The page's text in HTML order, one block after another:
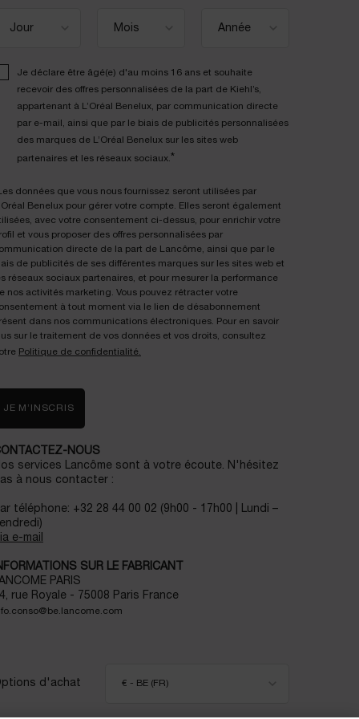
Je déclare être âgé(e) d'au moins 16 ans et souhaite
recevoir des offres personnalisées de la part de Kiehl’s,
appartenant à L’Oréal Benelux, par communication directe
par e-mail, ainsi que par le biais de publicités personnalisées
des marques de L’Oréal Benelux sur les sites web
partenaires et les réseaux sociaux. *
données que vous nous fournissez seront utilisées par
Benelux pour gérer votre compte. Elles seront également
avec votre consentement ci-dessus, pour enrichir votre
et vous proposer des offres personnalisées par
directe de la part de Lancôme, ainsi que par le
de publicités de ses différentes marques sur les sites web et
réseaux sociaux partenaires, et pour mesurer la performance
nos activités marketing. Vous pouvez rétracter votre
à tout moment via le lien de désabonnement
dans nos communications électroniques. Pour en savoir
sur le traitement de vos données et vos droits, consultez
Politique de confidentialité.
JE M’INSCRIS
NOUS
services Lancôme sont à votre écoute. N'hésitez
à nous contacter :
téléphone: +32 28 44 00 02 (9h00 - 17h00 | Lundi –
e-mail
SUR LE FABRICANT
PARIS
rue Royale - 75008 Paris France
d'achat € - BE (FR)